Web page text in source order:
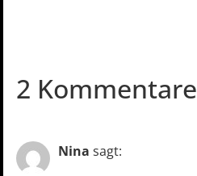
2 Kommentare
Nina sagt: